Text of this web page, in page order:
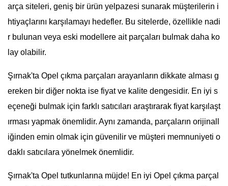
arça siteleri, geniş bir ürün yelpazesi sunarak müşterilerin i
htiyaçlarını karşılamayı hedefler. Bu sitelerde, özellikle nadi
r bulunan veya eski modellere ait parçaları bulmak daha ko
lay olabilir.
Şırnak'ta Opel çıkma parçaları arayanların dikkate alması g
ereken bir diğer nokta ise fiyat ve kalite dengesidir. En iyi s
eçeneği bulmak için farklı satıcıları araştırarak fiyat karşılaşt
ırması yapmak önemlidir. Aynı zamanda, parçaların orijinall
iğinden emin olmak için güvenilir ve müşteri memnuniyeti o
daklı satıcılara yönelmek önemlidir.
Şırnak'ta Opel tutkunlarına müjde! En iyi Opel çıkma parçal